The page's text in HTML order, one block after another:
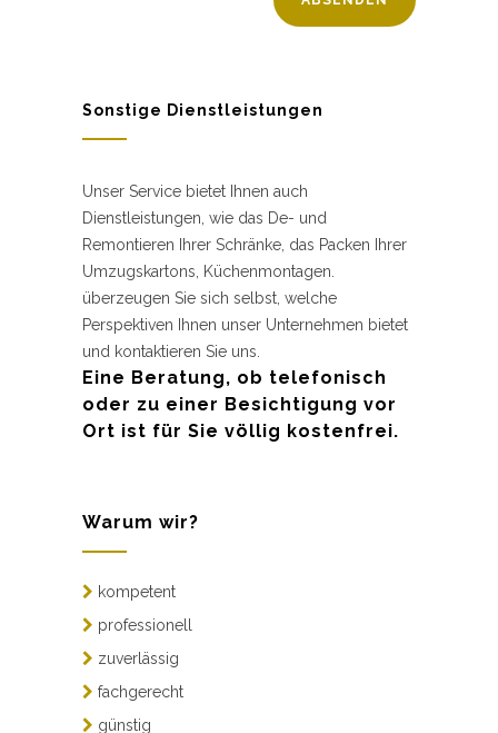
Sonstige Dienstleistungen
Unser Service bietet Ihnen auch
Dienstleistungen, wie das De- und
Remontieren Ihrer Schränke, das Packen Ihrer
Umzugskartons, Küchenmontagen.
überzeugen Sie sich selbst, welche
Perspektiven Ihnen unser Unternehmen bietet
und kontaktieren Sie uns.
Eine Beratung, ob telefonisch
oder zu einer Besichtigung vor
Ort ist für Sie völlig kostenfrei.
Warum wir?
kompetent
professionell
zuverlässig
fachgerecht
günstig